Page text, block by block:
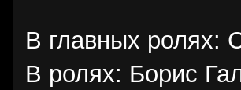
В главных ролях:
В ролях: Борис